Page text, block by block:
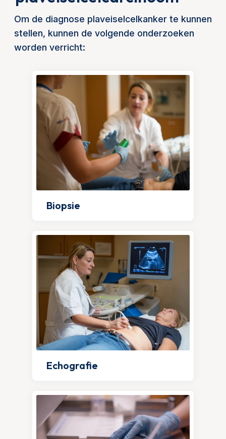
Om de diagnose plaveiselcelkanker te kunnen
stellen, kunnen de volgende onderzoeken
worden verricht:
Biopsie
Echografie